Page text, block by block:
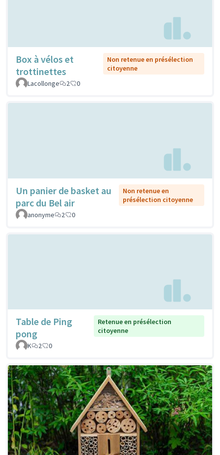
Box à vélos et
trottinettes
Non retenue en présélection
citoyenne
Lacollonge
2 0
Un panier de basket au
parc du Bel air
Non retenue en
présélection citoyenne
anonyme
2 0
Table de Ping
pong
Retenue en présélection
citoyenne
K
2 0